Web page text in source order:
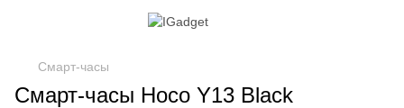
Смарт-часы
Смарт-часы Hoco Y13 Black